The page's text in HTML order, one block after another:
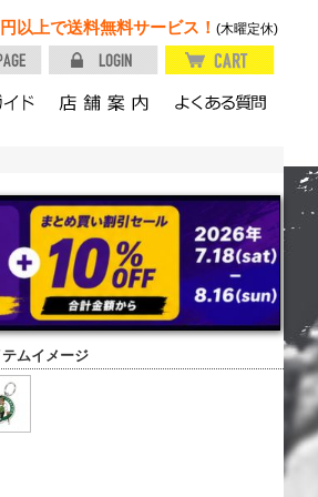
以上で送料無料サービス！ (木曜定休)
ムイメージ